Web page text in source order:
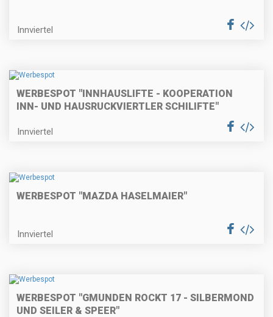
Innviertel
WERBESPOT "INNHAUSLIFTE - KOOPERATION
INN- UND HAUSRUCKVIERTLER SCHILIFTE"
Innviertel
WERBESPOT "MAZDA HASELMAIER"
Innviertel
WERBESPOT "GMUNDEN ROCKT 17 - SILBERMOND
UND SEILER & SPEER"